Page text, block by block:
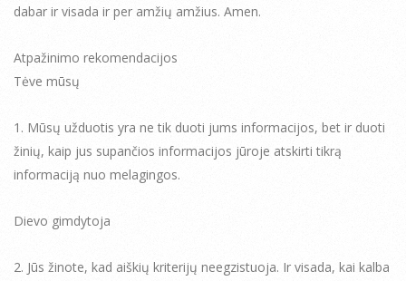
dabar ir visada ir per amžių amžius. Amen.
Atpažinimo rekomendacijos
Tėve mūsų
1. Mūsų užduotis yra ne tik duoti jums informacijos, bet ir duoti
žinių, kaip jus supančios informacijos jūroje atskirti tikrą
informaciją nuo melagingos.
Dievo gimdytoja
2. Jūs žinote, kad aiškių kriterijų neegzistuoja. Ir visada, kai kalba